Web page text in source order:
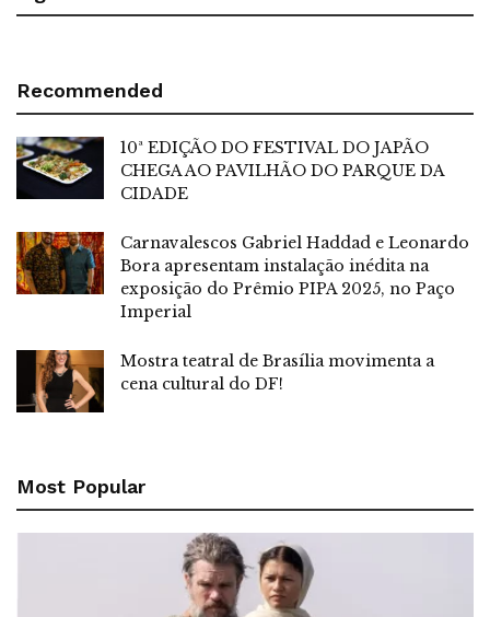
Recommended
10ª EDIÇÃO DO FESTIVAL DO JAPÃO
CHEGA AO PAVILHÃO DO PARQUE DA
CIDADE
Carnavalescos Gabriel Haddad e Leonardo
Bora apresentam instalação inédita na
exposição do Prêmio PIPA 2025, no Paço
Imperial
Mostra teatral de Brasília movimenta a
cena cultural do DF!
Most Popular